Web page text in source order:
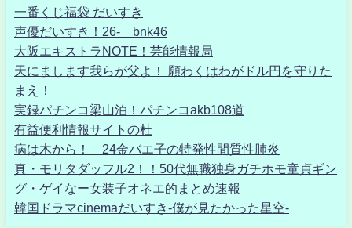
一番くじ福袋 だいすき
声優だいすき！26- bnk46
大阪エキストラNOTE！芸能情報局
天にまします我らが父よ！ 願わくはわがドル円を守りた
まえ！
実録パチンコ梁山泊！パチンコakb108道
有益便利情報サイトの杜
病は木から！ 24金バエ子の特発性間質性肺炎
真・モリタダッフル2！！50代無職独身ガチホモ童貞ギン
グ・ゲイなー女装子オネエ的まとめ速報
韓国ドラマcinemaだいすき-僕が見たかった星空-